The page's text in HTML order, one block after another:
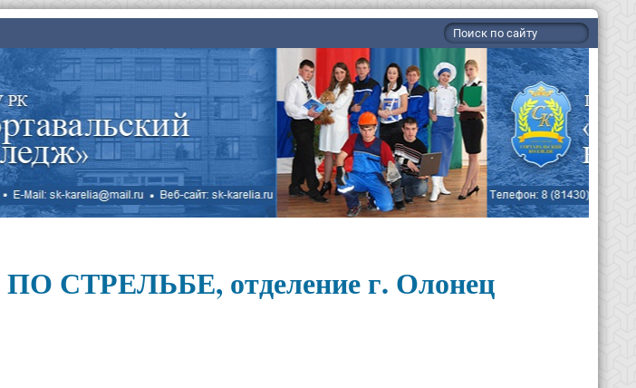
СТРЕЛЬБЕ, отделение г. Олонец